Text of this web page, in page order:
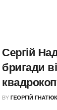
Сергій
бригади
BY ГЕОРГІЙ ГНАТЮК